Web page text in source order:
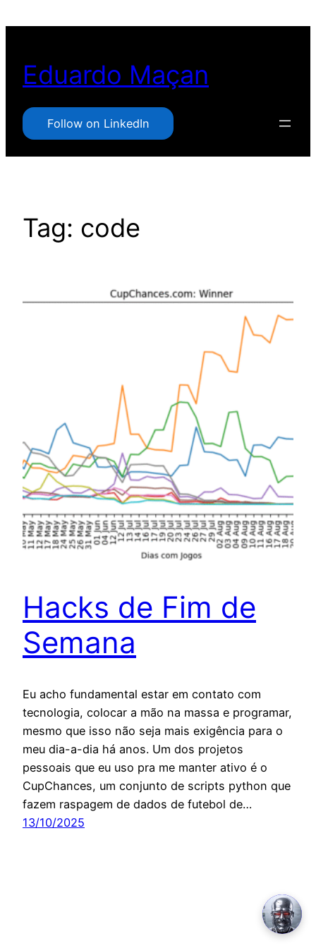
conteúdo
Eduardo Maçan
Follow on LinkedIn
Tag: code
Hacks de Fim de
Semana
Eu acho fundamental estar em contato com
tecnologia, colocar a mão na massa e programar,
mesmo que isso não seja mais exigência para o
meu dia-a-dia há anos. Um dos projetos
pessoais que eu uso pra me manter ativo é o
CupChances, um conjunto de scripts python que
fazem raspagem de dados de futebol de…
13/10/2025